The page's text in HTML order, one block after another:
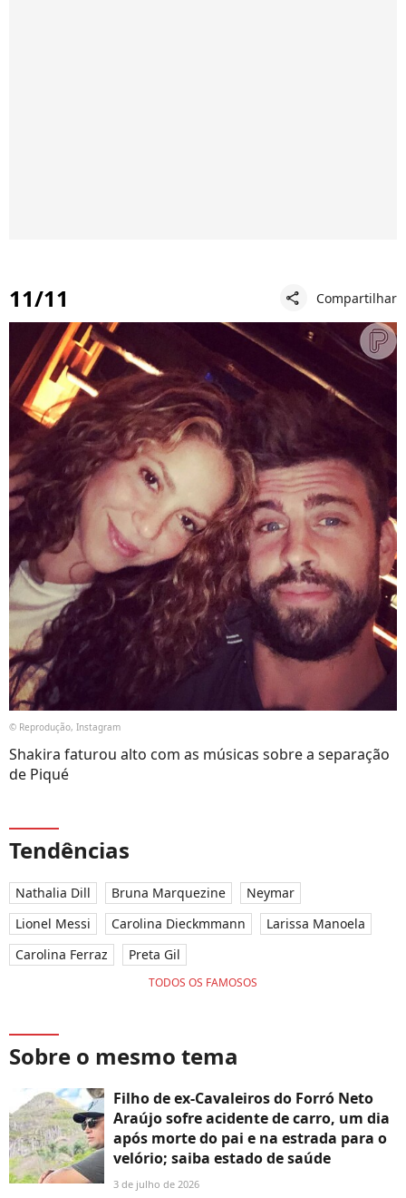
11/11 share Compartilhar
© Reprodução, Instagram
Shakira faturou alto com as músicas sobre a separação
de Piqué
Tendências
Nathalia Dill Bruna Marquezine
Neymar
Lionel Messi
Carolina Dieckmmann
Larissa Manoela
Carolina Ferraz
Preta Gil
TODOS OS FAMOSOS
Sobre o mesmo tema
Filho de ex-Cavaleiros do Forró Neto
Araújo sofre acidente de carro, um dia
após morte do pai e na estrada para o
velório; saiba estado de saúde
3 de julho de 2026